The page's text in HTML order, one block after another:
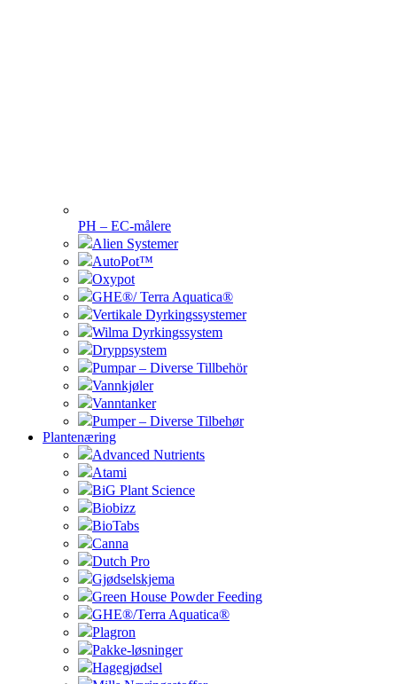
PH – EC-målere
Alien Systemer
AutoPot™
Oxypot
GHE®/ Terra Aquatica®
Vertikale Dyrkingssystemer
Wilma Dyrkingssystem
Dryppsystem
Pumpar – Diverse Tillbehör
Vannkjøler
Vanntanker
Pumper – Diverse Tilbehør
Plantenæring
Advanced Nutrients
Atami
BiG Plant Science
Biobizz
BioTabs
Canna
Dutch Pro
Gjødselskjema
Green House Powder Feeding
GHE®/Terra Aquatica®
Plagron
Pakke-løsninger
Hagegjødsel